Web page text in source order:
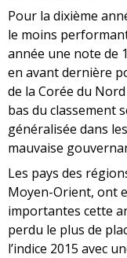
Pour la dixième
le moins
année une note de
en avant dernière
de la Corée du
bas du classement
généralisée dans
mauvaise
Les pays des
Moyen-Orient, ont
importantes cette
perdu le plus de
l’indice 2015 avec